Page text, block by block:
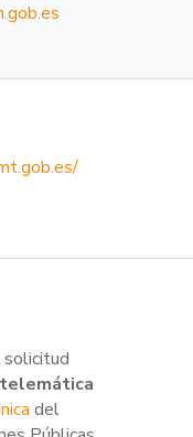
solicitud
telemática
del